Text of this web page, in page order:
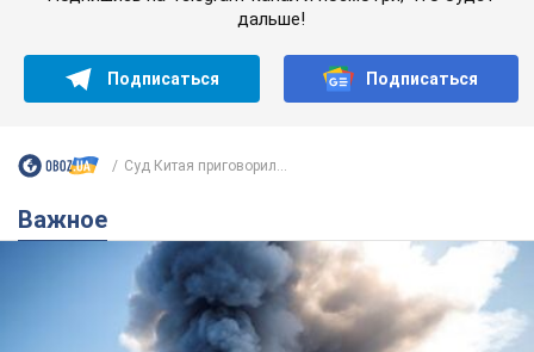
"У меня для россиян плохие новости": Селезнев
предположил, чем закончится "война складов"
Москва может превратиться в "остров" и погрузиться в
темноту, спрогнозировал военный эксперт
5.08.2026 16:00 60,3 т.